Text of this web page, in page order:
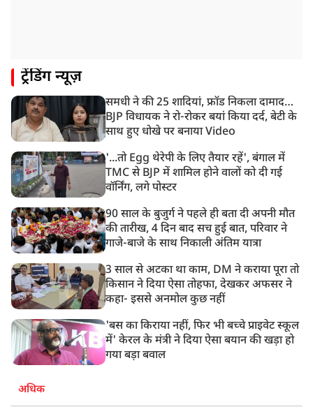
ट्रेंडिंग न्यूज़
समधी ने की 25 शादियां, फ्रॉड निकला दामाद…
BJP विधायक ने रो-रोकर बयां किया दर्द, बेटी के
साथ हुए धोखे पर बनाया Video
'...तो Egg थेरेपी के लिए तैयार रहें', बंगाल में
TMC से BJP में शामिल होने वालों को दी गई
वॉर्निंग, लगे पोस्टर
90 साल के बुजुर्ग ने पहले ही बता दी अपनी मौत
की तारीख, 4 दिन बाद सच हुई बात, परिवार ने
गाजे-बाजे के साथ निकाली अंतिम यात्रा
3 साल से अटका था काम, DM ने कराया पूरा तो
किसान ने दिया ऐसा तोहफा, देखकर अफसर ने
कहा- इससे अनमोल कुछ नहीं
'बस का किराया नहीं, फिर भी बच्चे प्राइवेट स्कूल
में' केरल के मंत्री ने दिया ऐसा बयान की खड़ा हो
गया बड़ा बवाल
अधिक